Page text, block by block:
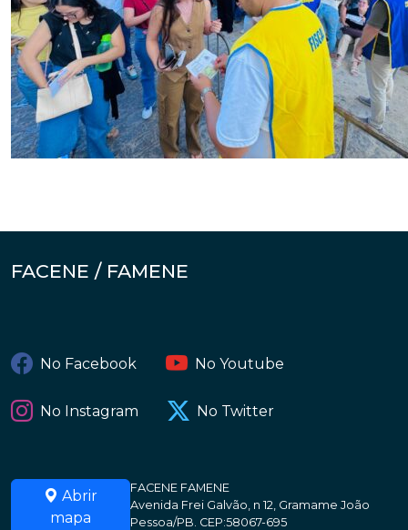
FACENE / FAMENE
No Facebook No Youtube
No Instagram No Twitter
Abrir
mapa
FACENE FAMENE
Avenida Frei Galvão, n 12, Gramame João
Pessoa/PB. CEP:58067-695